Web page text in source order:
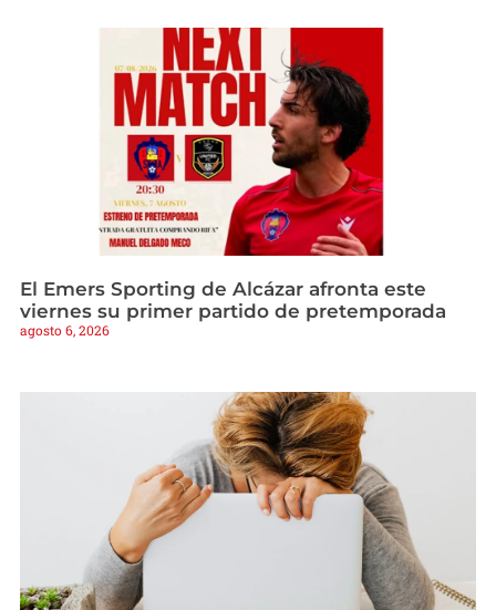
El Emers Sporting de Alcázar afronta este
viernes su primer partido de pretemporada
agosto 6, 2026